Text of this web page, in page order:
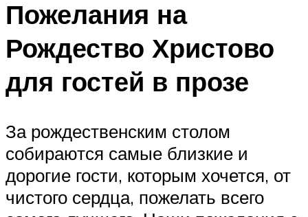
Пожелания на
Рождество Христово
для гостей в прозе
За рождественским столом
собираются самые близкие и
дорогие гости, которым хочется, от
чистого сердца, пожелать всего